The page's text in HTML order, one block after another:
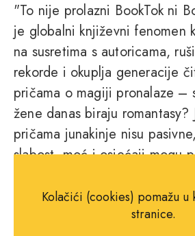
"To nije prolazni BookTok ni
je globalni književni fenomen
na susretima s autoricama,
rekorde i okuplja generacije
pričama o magiji pronalaze –
žene danas biraju romantasy?
pričama junakinje nisu
slabost, moć i osjećaji mogu
mogućnost izbora.
ono što književnost oduvijek
Kolačići (cookies) pomažu u
stranice.